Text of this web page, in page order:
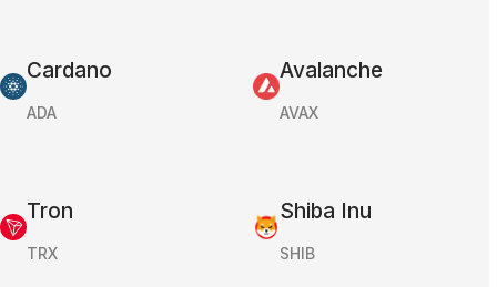
Cardano
ADA
Avalanche
AVAX
Tron
TRX
Shiba Inu
SHIB